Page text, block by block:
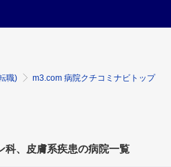
職)
m3.com 病院クチコミナビトップ
科、皮膚系疾患の病院一覧